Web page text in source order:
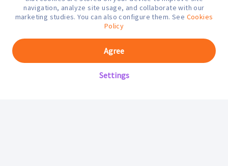
navigation, analyze site usage, and collaborate with our
marketing studies. You can also configure them. See Cookies
Policy
Settings
Agree